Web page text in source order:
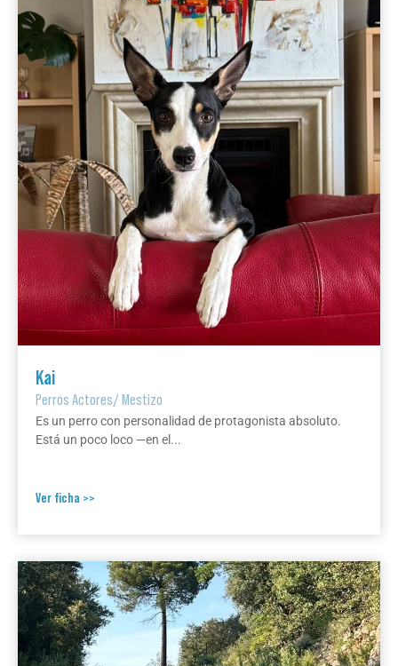
Kai
Perros Actores/Mestizo
Es un perro con personalidad de protagonista absoluto.
Está un poco loco —en el...
Ver ficha >>